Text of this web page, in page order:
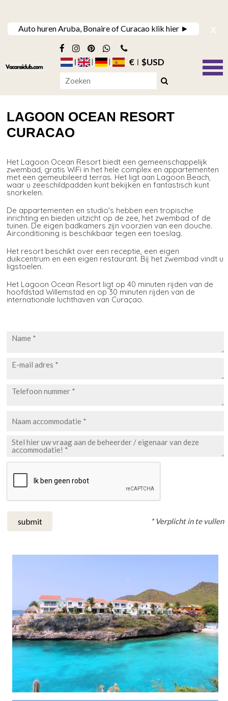
Auto huren Aruba, Bonaire of Curacao klik hier ► x
€ $USD
LAGOON OCEAN RESORT
CURACAO
Het Lagoon Ocean Resort biedt een gemeenschappelijk
zwembad, gratis WiFi in het hele complex en appartementen
met een gemeubileerd terras. Het ligt aan Lagoon Beach,
waar u zeeschildpadden kunt bekijken en fantastisch kunt
snorkelen.
De appartementen en studio's hebben een tropische
inrichting en bieden uitzicht op de zee, het zwembad of de
tuinen. De eigen badkamers zijn voorzien van een douche.
Airconditioning is beschikbaar tegen een toeslag.
Het resort beschikt over een receptie, een eigen
duikcentrum en een eigen restaurant. Bij het zwembad vindt u
ligstoelen.
Het Lagoon Ocean Resort ligt op 40 minuten rijden van de
hoofdstad Willemstad en op 30 minuten rijden van de
internationale luchthaven van Curaçao.
submit * Verplicht in te vullen